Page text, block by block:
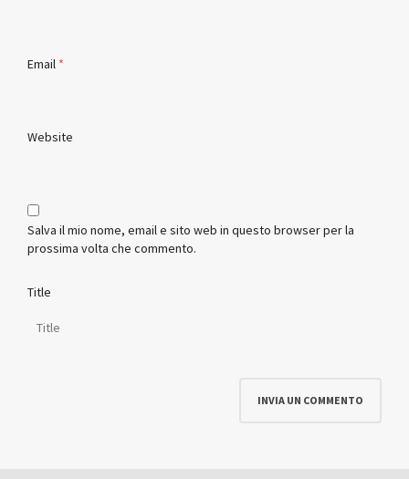
Email *
Website
Salva il mio nome, email e sito web in questo browser per la
prossima volta che commento.
Title